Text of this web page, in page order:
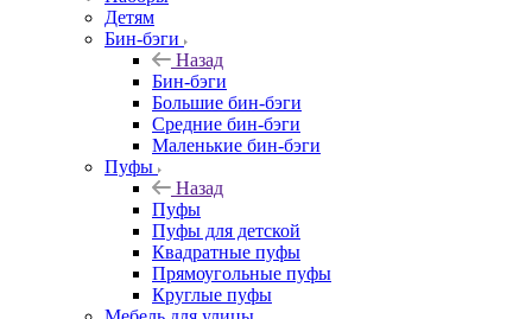
Детям
Бин-бэги
Назад
Бин-бэги
Большие бин-бэги
Средние бин-бэги
Маленькие бин-бэги
Пуфы
Назад
Пуфы
Пуфы для детской
Квадратные пуфы
Прямоугольные пуфы
Круглые пуфы